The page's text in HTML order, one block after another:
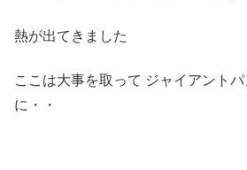
熱が出てきました
ここは大事を取って ジャイアント
に・・